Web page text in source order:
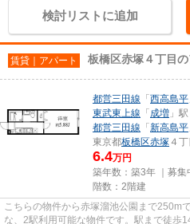
検討リストに追加
賃貸｜アパート 板橋区赤塚４丁目の
都営三田線 「 西高島平
東武東上線 「 成増 」
都営三田線 「 新高島平
東京都板橋区赤塚 ４丁
6.4万円
築年数：築3年 ｜募集
階数：2階建
こちらの物件から赤塚溜池公園まで250m
な、2駅利用可能な物件です。駅まで徒歩